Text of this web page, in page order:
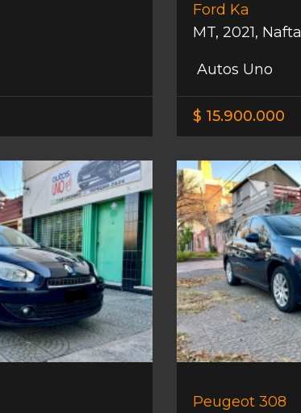
Ford Ka
MT, 2021, Nafta
Autos Uno
$ 15.900.000
Peugeot 308